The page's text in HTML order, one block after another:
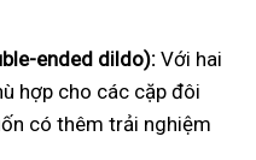
ended dildo): Với hai
hợp cho các cặp đôi
có thêm trải nghiệm